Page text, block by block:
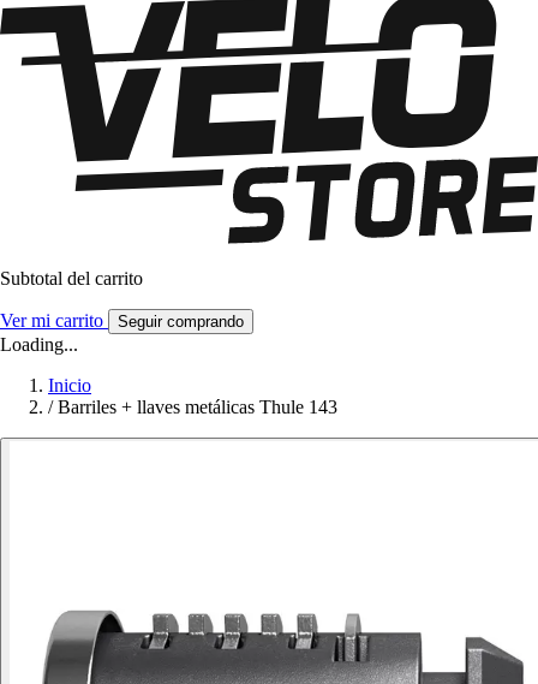
Subtotal del carrito
Ver mi carrito Seguir comprando
Loading...
Inicio
/ Barriles + llaves metálicas Thule 143